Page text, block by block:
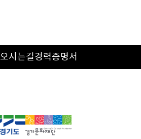
오시는길경력증명서